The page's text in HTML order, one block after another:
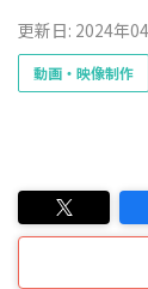
更新日: 2024年
動画・映像制作